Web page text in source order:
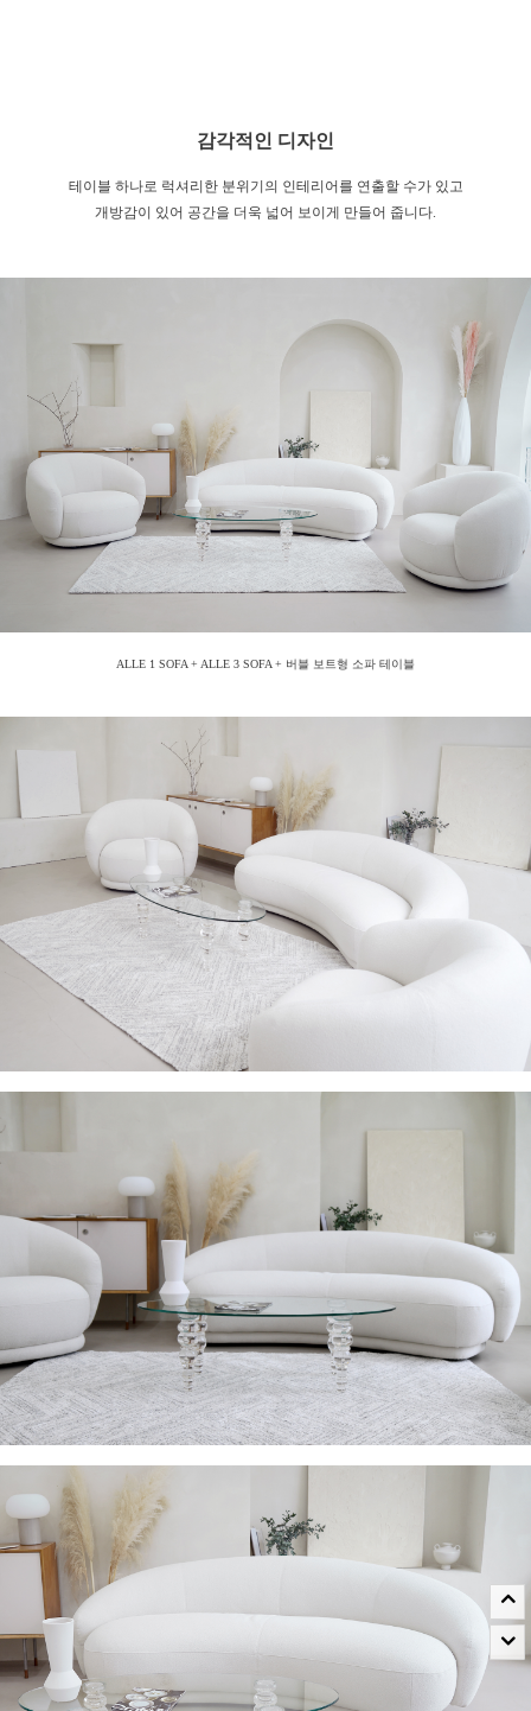
감각적인 디자인
테이블 하나로 럭셔리한 분위기의 인테리어를 연출할 수가 있고
개방감이 있어 공간을 더욱 넓어 보이게 만들어 줍니다.
ALLE 1 SOFA + ALLE 3 SOFA + 버블 보트형 소파 테이블